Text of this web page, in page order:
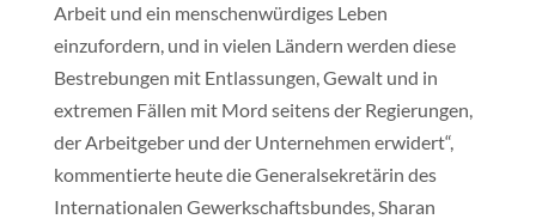
Arbeit und ein menschenwürdiges Leben
einzufordern, und in vielen Ländern werden diese
Bestrebungen mit Entlassungen, Gewalt und in
extremen Fällen mit Mord seitens der Regierungen,
der Arbeitgeber und der Unternehmen erwidert“,
kommentierte heute die Generalsekretärin des
Internationalen Gewerkschaftsbundes, Sharan